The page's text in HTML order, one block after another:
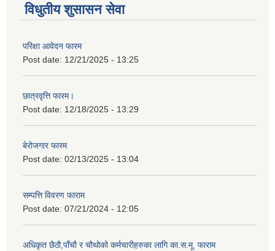
विधुतीय शुसासन सेवा
परिक्षा आवेदन फारम
Post date: 12/21/2025 - 13:25
छात्रवृत्ति फारम।
Post date: 12/18/2025 - 13:29
बेरोजगार फारम
Post date: 02/13/2025 - 13:04
सम्पत्ति विवरण फाराम
Post date: 07/21/2024 - 12:05
अधिकृत छैठौ,पाँचौ र चौथोको कर्मचारीहरुका लागि का.स.मू. फाराम